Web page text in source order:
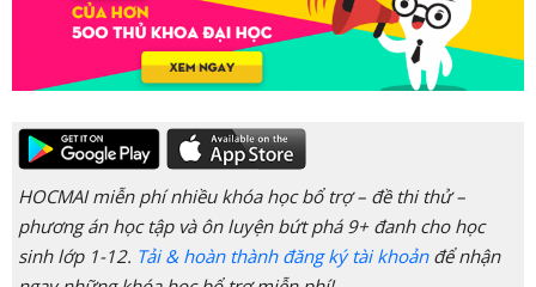
HOCMAI miễn phí nhiều khóa học bổ trợ – đề thi thử –
phương án học tập và ôn luyện bứt phá 9+ đanh cho học
sinh lớp 1-12. Tải & hoàn thành đăng ký tài khoảnđể nhận